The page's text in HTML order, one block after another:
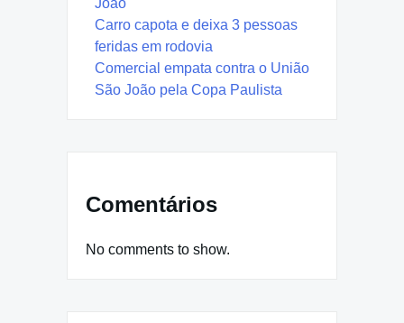
Carro capota e deixa 3 pessoas
feridas em rodovia
Comercial empata contra o União
São João pela Copa Paulista
Comentários
No comments to show.